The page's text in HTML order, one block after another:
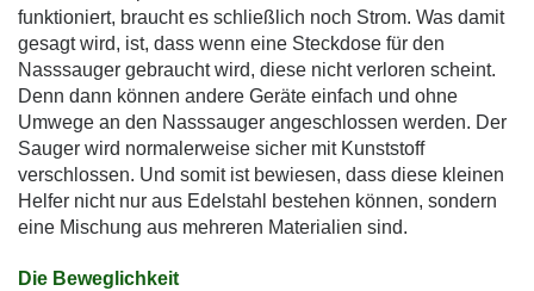
funktioniert, braucht es schließlich noch Strom. Was damit
gesagt wird, ist, dass wenn eine Steckdose für den
Nasssauger gebraucht wird, diese nicht verloren scheint.
Denn dann können andere Geräte einfach und ohne
Umwege an den Nasssauger angeschlossen werden. Der
Sauger wird normalerweise sicher mit Kunststoff
verschlossen. Und somit ist bewiesen, dass diese kleinen
Helfer nicht nur aus Edelstahl bestehen können, sondern
eine Mischung aus mehreren Materialien sind.
Die Beweglichkeit